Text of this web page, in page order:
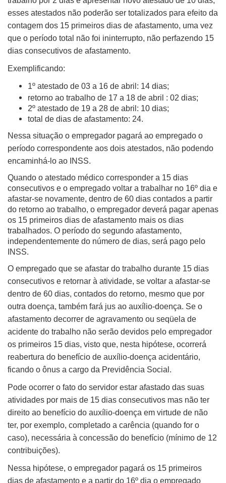
esses atestados não poderão ser totalizados para efeito da
contagem dos 15 primeiros dias de afastamento, uma vez
que o período total não foi ininterrupto, não perfazendo 15
dias consecutivos de afastamento.
Exemplificando:
1º atestado de 03 a 16 de abril: 14 dias;
retorno ao trabalho de 17 a 18 de abril : 02 dias;
2º atestado de 19 a 28 de abril: 10 dias;
total de dias de afastamento: 24.
Nessa situação o empregador pagará ao empregado o
período correspondente aos dois atestados, não podendo
encaminhá-lo ao INSS.
Quando o atestado médico corresponder a 15 dias
consecutivos e o empregado voltar a trabalhar no 16º dia e
afastar-se novamente, dentro de 60 dias contados a partir
do retorno ao trabalho, o empregador deverá pagar apenas
os 15 primeiros dias de afastamento mais os dias
trabalhados. O período do segundo afastamento,
independentemente do número de dias, será pago pelo
INSS.
O empregado que se afastar do trabalho durante 15 dias
consecutivos e retornar à atividade, se voltar a afastar-se
dentro de 60 dias, contados do retorno, mesmo que por
outra doença, também fará jus ao auxílio-doença. Se o
afastamento decorrer de agravamento ou seqüela de
acidente do trabalho não serão devidos pelo empregador
os primeiros 15 dias, visto que, nesta hipótese, ocorrerá
reabertura do benefício de auxílio-doença acidentário,
ficando o ônus a cargo da Previdência Social.
Pode ocorrer o fato do servidor estar afastado das suas
atividades por mais de 15 dias consecutivos mas não ter
direito ao benefício do auxílio-doença em virtude de não
ter, por exemplo, completado a carência (quando for o
caso), necessária à concessão do benefício (mínimo de 12
contribuições).
Nessa hipótese, o empregador pagará os 15 primeiros
dias de afastamento e a partir do 16º dia o empregado